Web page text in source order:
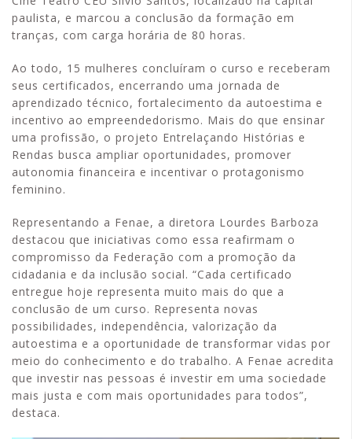
paulista, e marcou a conclusão da formação em
tranças, com carga horária de 80 horas.
Ao todo, 15 mulheres concluíram o curso e receberam
seus certificados, encerrando uma jornada de
aprendizado técnico, fortalecimento da autoestima e
incentivo ao empreendedorismo. Mais do que ensinar
uma profissão, o projeto Entrelaçando Histórias e
Rendas busca ampliar oportunidades, promover
autonomia financeira e incentivar o protagonismo
feminino.
Representando a Fenae, a diretora Lourdes Barboza
destacou que iniciativas como essa reafirmam o
compromisso da Federação com a promoção da
cidadania e da inclusão social. “Cada certificado
entregue hoje representa muito mais do que a
conclusão de um curso. Representa novas
possibilidades, independência, valorização da
autoestima e a oportunidade de transformar vidas por
meio do conhecimento e do trabalho. A Fenae acredita
que investir nas pessoas é investir em uma sociedade
mais justa e com mais oportunidades para todos”,
destaca.